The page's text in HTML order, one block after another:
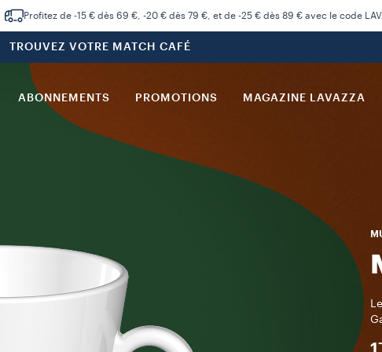
Profitez de -15 € dès 69 €, -20 € dès 79 €, et de -25 € dès 89 € avec le code
TROUVEZ VOTRE MATCH CAFÉ
ABONNEMENTS PROMOTIONS MAGAZINE LAVAZZA